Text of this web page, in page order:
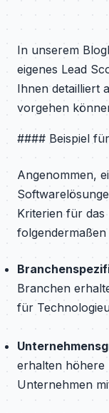
In unserem
eigenes Lead
Ihnen detailliert
vorgehen
#### Beispiel
Angenommen,
Kriterien für
folgendermaßen
Branchen
für
erhalten höhere
Unternehmen